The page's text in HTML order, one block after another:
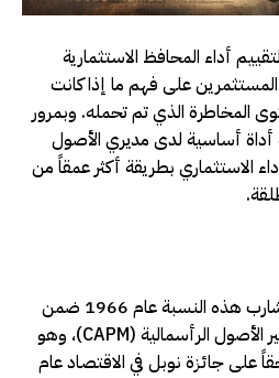
أداء المحافظ الاستثمارية
المستثمرين على فهم ما إذا كانت
المخاطرة الذي تم تحمله. وبمرور
أساسية لدى مديري الأصول
الاستثماري بطريقة أكثر عمقاً من
.
طوّر الاقتصادي ويليام إف. شارب هذه النسبة عام 1966 ضمن
الأصول الرأسمالية (CAPM)، وهو
على جائزة نوبل في الاقتصاد عام